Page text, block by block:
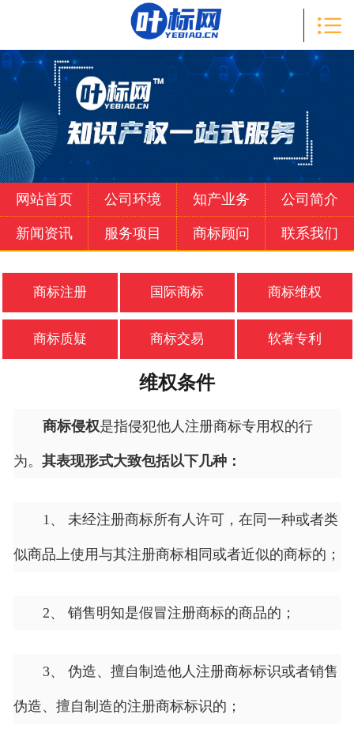
知产业务
新闻资讯
服务项目
商标顾问

网站首页 公司环境 知产业务 公司简介
新闻资讯 服务项目 商标顾问 联系我们
商标注册 国际商标 商标维权
商标质疑 商标交易 软著专利
维权条件
商标侵权是指侵犯他人注册商标专用权的行
为。 其表现形式大致包括以下几种：
1、 未经注册商标所有人许可，在同一种或者类
似商品上使用与其注册商标相同或者近似的商标的；
2、 销售明知是假冒注册商标的商品的；
3、 伪造、擅自制造他人注册商标标识或者销售
伪造、擅自制造的注册商标标识的；